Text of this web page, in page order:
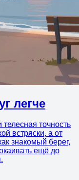
легче
точность
встряски, а от
знакомый берег,
ещё до